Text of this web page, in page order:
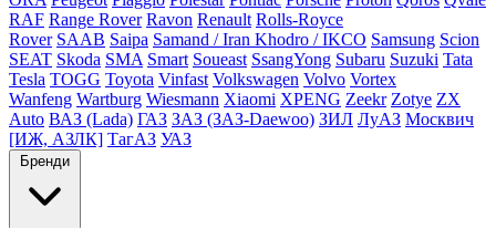
RAF Range Rover Ravon Renault Rolls-Royce
Rover SAAB Saipa Samand / Iran Khodro / IKCO Samsung Scion
SEAT Skoda SMA Smart Soueast SsangYong Subaru Suzuki Tata
Tesla TOGG Toyota Vinfast Volkswagen Volvo Vortex
Wanfeng Wartburg Wiesmann Xiaomi XPENG Zeekr Zotye ZX
Auto ВАЗ (Lada) ГАЗ ЗАЗ (ЗАЗ-Daewoo) ЗИЛ ЛуАЗ Москвич
[ИЖ, АЗЛК] ТагАЗ УАЗ
Бренди